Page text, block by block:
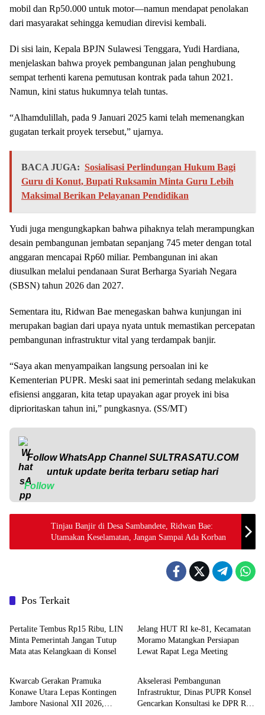
mobil dan Rp50.000 untuk motor—namun mendapat penolakan
dari masyarakat sehingga kemudian direvisi kembali.
Di sisi lain, Kepala BPJN Sulawesi Tenggara, Yudi Hardiana,
menjelaskan bahwa proyek pembangunan jalan penghubung
sempat terhenti karena pemutusan kontrak pada tahun 2021.
Namun, kini status hukumnya telah tuntas.
“Alhamdulillah, pada 9 Januari 2025 kami telah memenangkan
gugatan terkait proyek tersebut,” ujarnya.
BACA JUGA: Sosialisasi Perlindungan Hukum Bagi
Guru di Konut, Bupati Ruksamin Minta Guru Lebih
Maksimal Berikan Pelayanan Pendidikan
Yudi juga mengungkapkan bahwa pihaknya telah merampungkan
desain pembangunan jembatan sepanjang 745 meter dengan total
anggaran mencapai Rp60 miliar. Pembangunan ini akan
diusulkan melalui pendanaan Surat Berharga Syariah Negara
(SBSN) tahun 2026 dan 2027.
Sementara itu, Ridwan Bae menegaskan bahwa kunjungan ini
merupakan bagian dari upaya nyata untuk memastikan percepatan
pembangunan infrastruktur vital yang terdampak banjir.
“Saya akan menyampaikan langsung persoalan ini ke
Kementerian PUPR. Meski saat ini pemerintah sedang melakukan
efisiensi anggaran, kita tetap upayakan agar proyek ini bisa
diprioritaskan tahun ini,” pungkasnya. (SS/MT)
Follow WhatsApp ChannelSULTRASATU.COM
untuk update berita terbaru setiap hari
Follow
Tinjau Banjir di Desa Sambandete, Ridwan Bae:
Utamakan Keselamatan, Jangan Sampai Ada Korban
Pos Terkait
Daerah
‎Pertalite Tembus Rp15 Ribu, LIN
Minta Pemerintah Jangan Tutup
Mata atas Kelangkaan di Konsel
‎Jelang HUT RI ke-81, Kecamatan
Moramo Matangkan Persiapan
Lewat Rapat Lega Meeting
Advertorial
‎Kwarcab Gerakan Pramuka
Konawe Utara Lepas Kontingen
Jambore Nasional XII 2026,
Daerah
Akselerasi Pembangunan
Infrastruktur, Dinas PUPR Konsel
Gencarkan Konsultasi ke DPR RI
Advertorial Advertorial